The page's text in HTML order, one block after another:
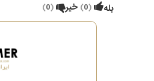
بله
(
0
) خیر (
0
)